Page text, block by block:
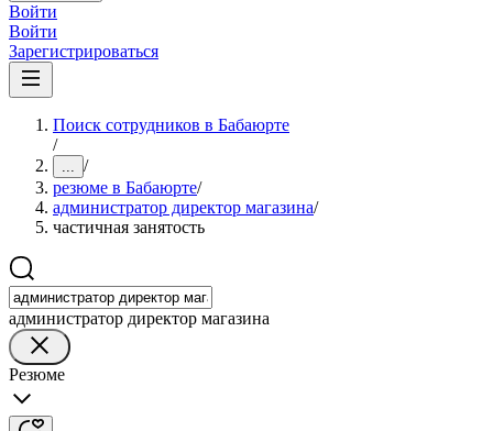
Войти
Войти
Зарегистрироваться
Поиск сотрудников в Бабаюрте
/
... /
резюме в Бабаюрте/
администратор директор магазина/
частичная занятость
администратор директор магазина
Резюме